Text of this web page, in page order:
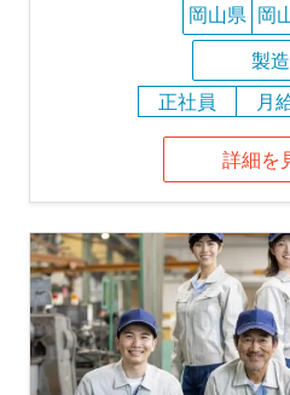
岡山県 岡
製造
正社員
月
詳細を